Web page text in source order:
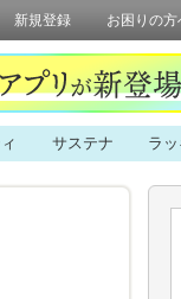
新規登録 お困りの方
サステナ ラ